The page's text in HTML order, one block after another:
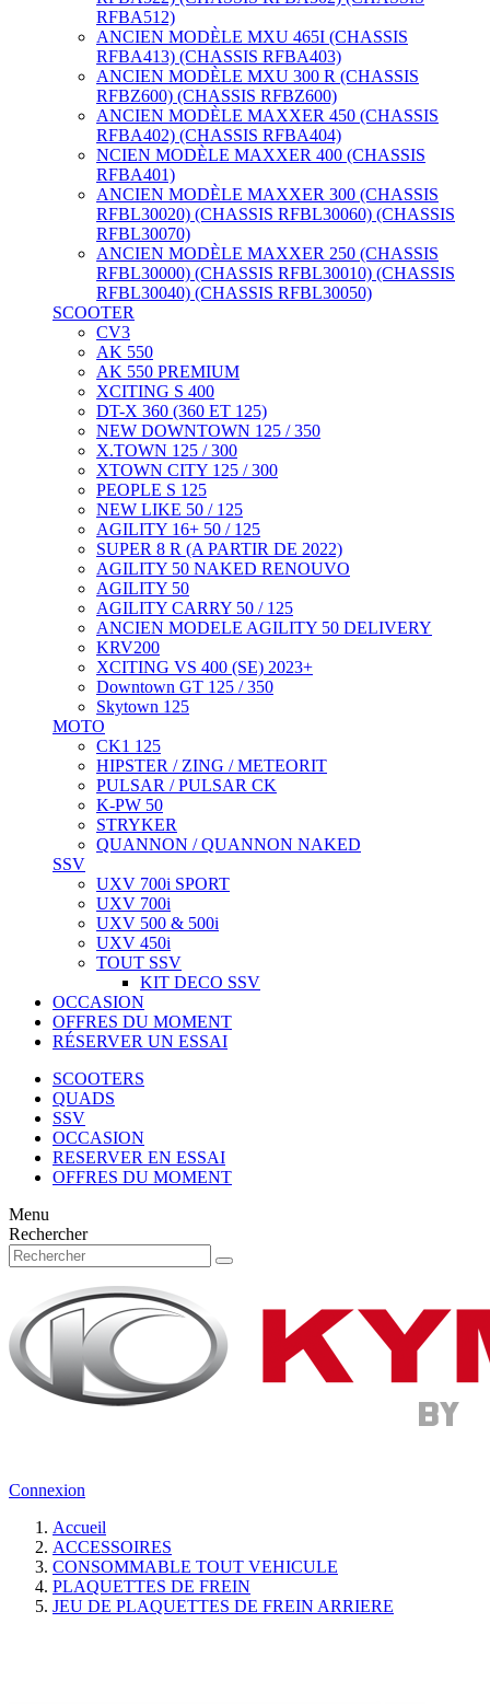
RFBA512)
ANCIEN MODÈLE MXU 465I (CHASSIS
RFBA413) (CHASSIS RFBA403)
ANCIEN MODÈLE MXU 300 R (CHASSIS
RFBZ600) (CHASSIS RFBZ600)
ANCIEN MODÈLE MAXXER 450 (CHASSIS
RFBA402) (CHASSIS RFBA404)
NCIEN MODÈLE MAXXER 400 (CHASSIS
RFBA401)
ANCIEN MODÈLE MAXXER 300 (CHASSIS
RFBL30020) (CHASSIS RFBL30060) (CHASSIS
RFBL30070)
ANCIEN MODÈLE MAXXER 250 (CHASSIS
RFBL30000) (CHASSIS RFBL30010) (CHASSIS
RFBL30040) (CHASSIS RFBL30050)
SCOOTER
CV3
AK 550
AK 550 PREMIUM
XCITING S 400
DT-X 360 (360 ET 125)
NEW DOWNTOWN 125 / 350
X.TOWN 125 / 300
XTOWN CITY 125 / 300
PEOPLE S 125
NEW LIKE 50 / 125
AGILITY 16+ 50 / 125
SUPER 8 R (A PARTIR DE 2022)
AGILITY 50 NAKED RENOUVO
AGILITY 50
AGILITY CARRY 50 / 125
ANCIEN MODELE AGILITY 50 DELIVERY
KRV200
XCITING VS 400 (SE) 2023+
Downtown GT 125 / 350
Skytown 125
MOTO
CK1 125
HIPSTER / ZING / METEORIT
PULSAR / PULSAR CK
K-PW 50
STRYKER
QUANNON / QUANNON NAKED
SSV
UXV 700i SPORT
UXV 700i
UXV 500 & 500i
UXV 450i
TOUT SSV
KIT DECO SSV
OCCASION
OFFRES DU MOMENT
RÉSERVER UN ESSAI
SCOOTERS
QUADS
SSV
OCCASION
RESERVER EN ESSAI
OFFRES DU MOMENT
Menu
Rechercher
Connexion
Accueil
ACCESSOIRES
CONSOMMABLE TOUT VEHICULE
PLAQUETTES DE FREIN
JEU DE PLAQUETTES DE FREIN ARRIERE